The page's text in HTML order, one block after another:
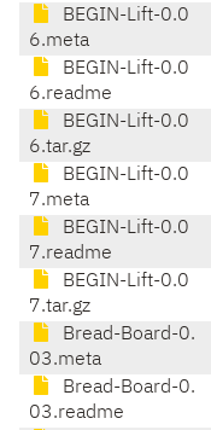
BEGIN-Lift-0.0
6.meta
BEGIN-Lift-0.0
6.readme
BEGIN-Lift-0.0
6.tar.gz
BEGIN-Lift-0.0
7.meta
BEGIN-Lift-0.0
7.readme
BEGIN-Lift-0.0
7.tar.gz
Bread-Board-0.
03.meta
Bread-Board-0.
03.readme